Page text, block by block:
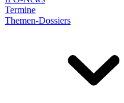
Termine
Themen-Dossiers